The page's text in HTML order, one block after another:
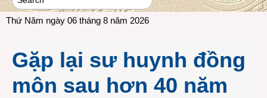
Thứ Năm ngày 06 tháng 8 năm 2026
Gặp lại sư huynh đồng
môn sau hơn 40 năm